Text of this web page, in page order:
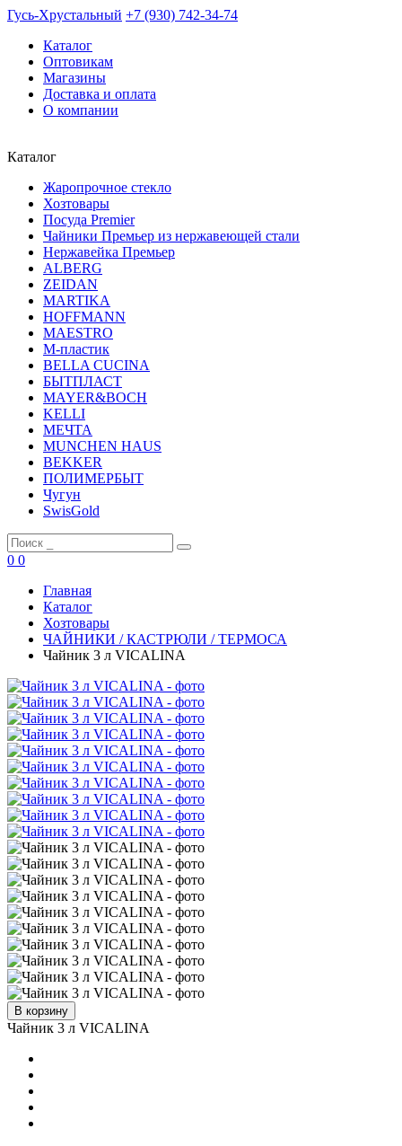
Гусь-Хрустальный +7 (930) 742-34-74
Каталог
Оптовикам
Магазины
Доставка и оплата
О компании
Каталог
Жаропрочное стекло
Хозтовары
Посуда Premier
Чайники Премьер из нержавеющей стали
Нержавейка Премьер
ALBERG
ZEIDAN
MARTIKA
HOFFMANN
MAESTRO
М-пластик
BELLA CUCINA
БЫТПЛАСТ
MAYER&BOCH
KELLI
МЕЧТА
MUNCHEN HAUS
BEKKER
ПОЛИМЕРБЫТ
Чугун
SwisGold
0 0
Главная
Каталог
Хозтовары
ЧАЙНИКИ / КАСТРЮЛИ / ТЕРМОСА
Чайник 3 л VICALINA
В корзину
Чайник 3 л VICALINA